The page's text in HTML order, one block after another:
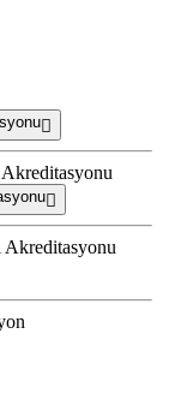
Akreditasyonu